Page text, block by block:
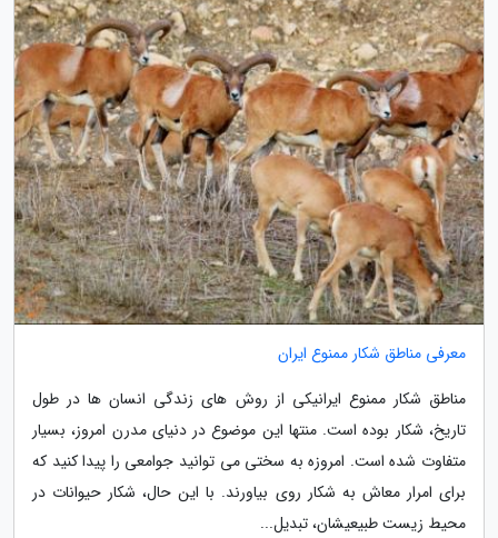
معرفی مناطق شکار ممنوع ایران
مناطق شکار ممنوع ایرانیکی از روش های زندگی انسان ها در طول
تاریخ، شکار بوده است. منتها این موضوع در دنیای مدرن امروز، بسیار
متفاوت شده است. امروزه به سختی می توانید جوامعی را پیدا کنید که
برای امرار معاش به شکار روی بیاورند. با این حال، شکار حیوانات در
محیط زیست طبیعیشان، تبدیل...